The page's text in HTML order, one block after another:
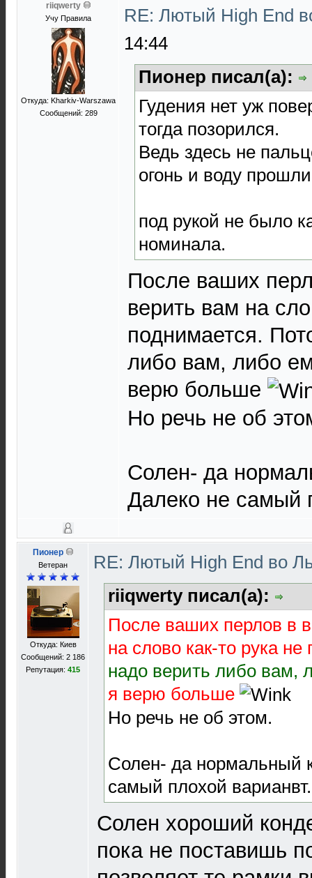
riiqwerty
Учу Правила
Откуда: Kharkiv-Warszawa
Сообщений: 289
RE: Лютый High End
14:44
Пионер писал(а):
Гудения нет уж
тогда позорился.
Ведь здесь не
огонь и воду
под рукой не было
номинала.
После ваших
верить вам на
поднимается.
либо вам, либо
верю больше
Но речь не об
Солен- да
Далеко не самый
Пионер
Ветеран
Откуда: Киев
Сообщений: 2 186
Репутация: 415
RE: Лютый High End во
riiqwerty писал(а):
После ваших перлов в
на слово как-то рука не
надо верить либо вам,
я верю больше
Но речь не об этом.
Солен- да нормальный
самый плохой варианвт.
Солен хороший
пока не поставишь